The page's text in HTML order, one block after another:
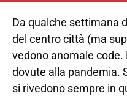
Da qualche settimana
del centro città (ma
vedono anomale
dovute alla pandemia.
si rivedono sempre in